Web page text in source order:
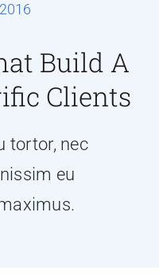
Build A
Clients
tortor, nec
eu